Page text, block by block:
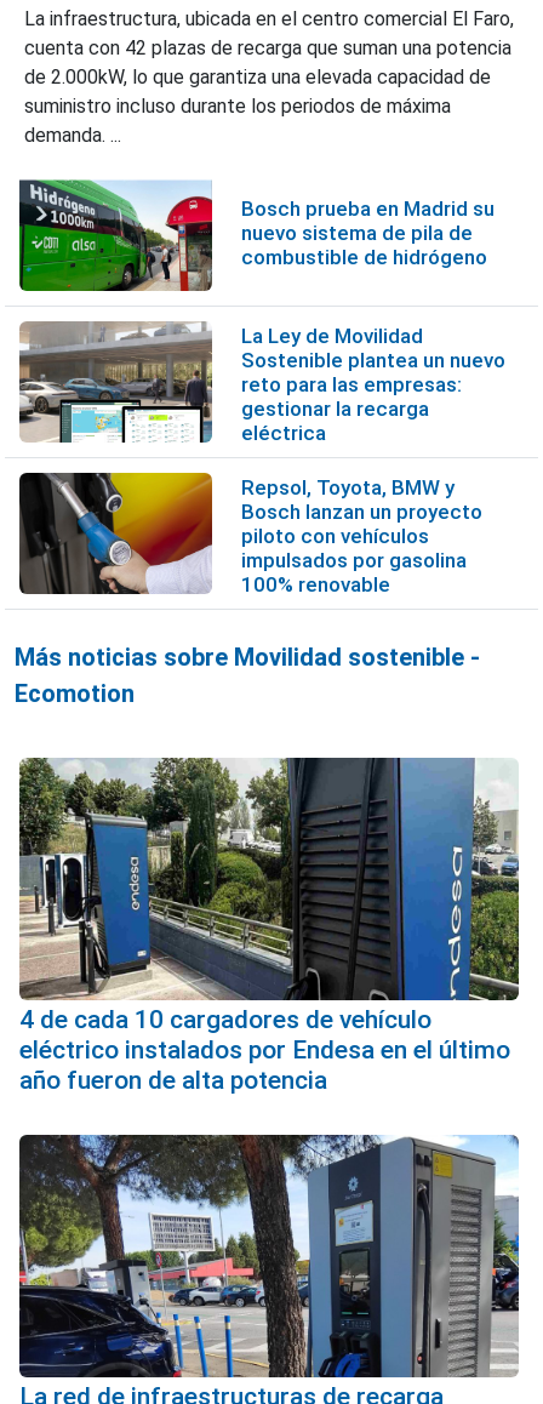
La infraestructura, ubicada en el centro comercial El Faro,
cuenta con 42 plazas de recarga que suman una potencia
de 2.000kW, lo que garantiza una elevada capacidad de
suministro incluso durante los periodos de máxima
demanda. ...
Bosch prueba en Madrid su
nuevo sistema de pila de
combustible de hidrógeno
La Ley de Movilidad
Sostenible plantea un nuevo
reto para las empresas:
gestionar la recarga
eléctrica
Repsol, Toyota, BMW y
Bosch lanzan un proyecto
piloto con vehículos
impulsados por gasolina
100% renovable
Más noticias sobre Movilidad sostenible -
Ecomotion
4 de cada 10 cargadores de vehículo
eléctrico instalados por Endesa en el último
año fueron de alta potencia
La red de infraestructuras de recarga